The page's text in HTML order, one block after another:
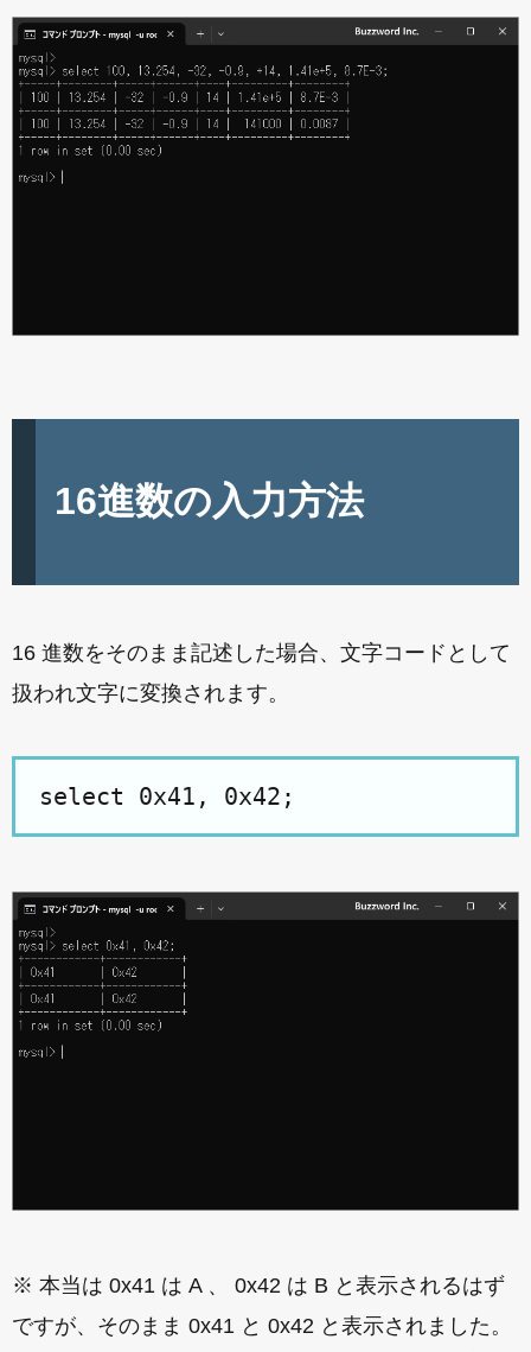
16進数の入力方法
16 進数をそのまま記述した場合、文字コードとして
扱われ文字に変換されます。
select 0x41, 0x42;
※ 本当は 0x41 は A 、 0x42 は B と表示されるはず
ですが、そのまま 0x41 と 0x42 と表示されました。